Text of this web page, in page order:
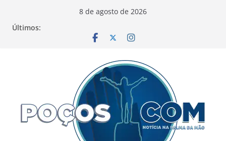
8 de agosto de 2026
Últimos: